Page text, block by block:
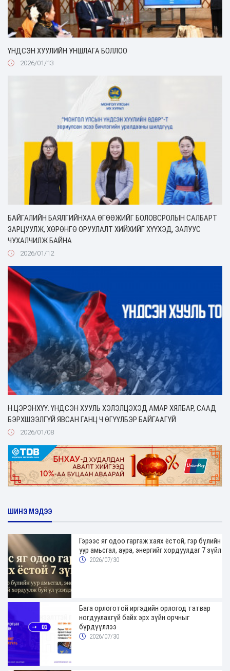
ҮНДСЭН ХУУЛИЙН УНШЛАГА БОЛЛОО
2026/01/13
БАЙГАЛИЙН БАЯЛГИЙНХАА ӨГӨӨЖИЙГ БОЛОВСРОЛЫН САЛБАРТ
ЗАРЦУУЛЖ, ХӨРӨНГӨ ОРУУЛАЛТ ХИЙХИЙГ ХҮҮХЭД, ЗАЛУУС
ЧУХАЛЧИЛЖ БАЙНА
2026/01/12
Н.ЦЭРЭНХҮҮ: ҮНДСЭН ХУУЛЬ ХЭЛЭЛЦЭХЭД АМАР ХЯЛБАР, СААД
БЭРХШЭЭЛГҮЙ ЯВСАН ГАНЦ Ч ӨГҮҮЛБЭР БАЙГААГҮЙ
2026/01/08
ШИНЭ МЭДЭЭ
Гэрээс яг одоо гаргаж хаях ёстой, гэр бүлийн
уур амьсгал, аура, энергийг хордуулдаг 7 зүйл
2026/07/30
Бага орлоготой иргэдийн орлогод татвар
ногдуулахгүй байх эрх зүйн орчныг
бүрдүүллээ
2026/07/30